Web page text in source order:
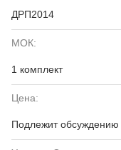
ДРП2014
МОК:
1 комплект
Цена:
Подлежит обсуждению